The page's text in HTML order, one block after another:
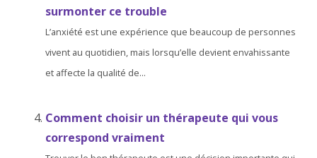
surmonter ce trouble
L’anxiété est une expérience que beaucoup de personnes
vivent au quotidien, mais lorsqu’elle devient envahissante
et affecte la qualité de...
Comment choisir un thérapeute qui vous
correspond vraiment